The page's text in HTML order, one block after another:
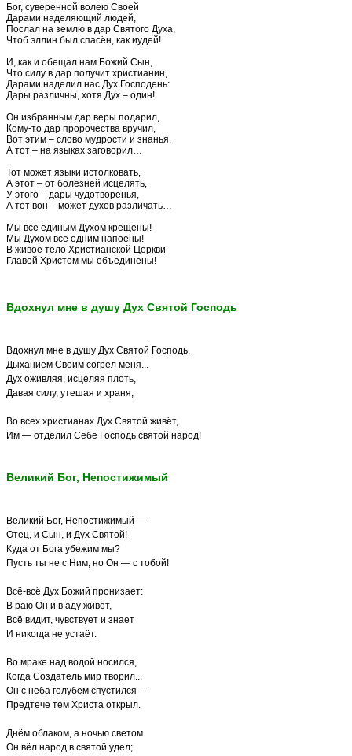
Бог, суверенной волею Своей
Дарами наделяющий людей,
Послал на землю в дар Святого Духа,
Чтоб эллин был спасён, как иудей!
И, как и обещал нам Божий Сын,
Что силу в дар получит христианин,
Дарами наделил нас Дух Господень:
Дары различны, хотя Дух – один!
Он избранным дар веры подарил,
Кому-то дар пророчества вручил,
Вот этим – слово мудрости и знанья,
А тот – на языках заговорил…
Тот может языки истолковать,
А этот – от болезней исцелять,
У этого – дары чудотворенья,
А тот вон – может духов различать…
Мы все единым Духом крещены!
Мы Духом все одним напоены!
В живое тело Христианской Церкви
Главой Христом мы объединены!
Вдохнул мне в душу Дух Святой Господь
Вдохнул мне в душу Дух Святой Господь,
Дыханием Своим согрел меня...
Дух оживляя, исцеляя плоть,
Давая силу, утешая и храня,
Во всех христианах Дух Святой живёт,
Им — отделил Себе Господь святой народ!
Великий Бог, Непостижимый
Великий Бог, Непостижимый —
Отец, и Сын, и Дух Святой!
Куда от Бога убежим мы?
Пусть ты не с Ним, но Он — с тобой!
Всё-всё Дух Божий пронизает:
В раю Он и в аду живёт,
Всё видит, чувствует и знает
И никогда не устаёт.
Во мраке над водой носился,
Когда Создатель мир творил...
Он с неба голубем спустился —
Предтече тем Христа открыл.
Днём облаком, а ночью светом
Он вёл народ в святой удел;